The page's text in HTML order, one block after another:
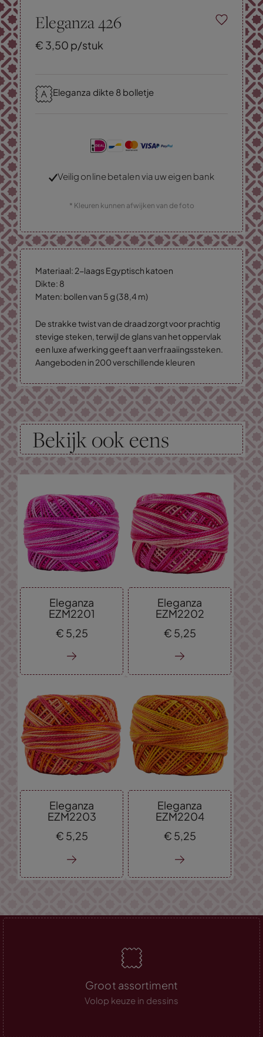
Eleganza 426
€ 3,50 p/stuk
Eleganza dikte 8 bolletje
Veilig online betalen via uw eigen bank
* Kleuren kunnen afwijken van de foto
Materiaal: 2-laags Egyptisch katoen
Dikte: 8
Maten: bollen van 5 g (38,4 m)
De strakke twist van de draad zorgt voor prachtig
stevige steken, terwijl de glans van het oppervlak
een luxe afwerking geeft aan verfraaiingssteken.
Aangeboden in 200 verschillende kleuren
Bekijk ook eens
Eleganza
EZM2201
€ 5,25
Eleganza
EZM2202
€ 5,25
Eleganza
EZM2203
€ 5,25
Eleganza
EZM2204
€ 5,25
Groot assortiment
Volop keuze in dessins